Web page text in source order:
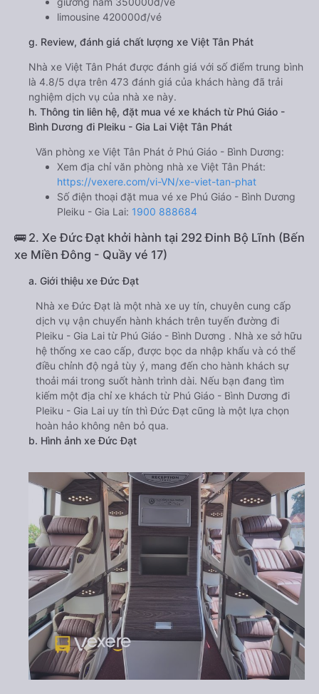
limousine 420000đ/vé
g. Review, đánh giá chất lượng xe Việt Tân Phát
Nhà xe Việt Tân Phát được đánh giá với số điểm trung bình
là 4.8/5 dựa trên 473 đánh giá của khách hàng đã trải
nghiệm dịch vụ của nhà xe này.
h. Thông tin liên hệ, đặt mua vé xe khách từ Phú Giáo -
Bình Dương đi Pleiku - Gia Lai Việt Tân Phát
Văn phòng xe Việt Tân Phát ở Phú Giáo - Bình Dương:
Xem địa chỉ văn phòng nhà xe Việt Tân Phát:
https://vexere.com/vi-VN/xe-viet-tan-phat
Số điện thoại đặt mua vé xe Phú Giáo - Bình Dương
Pleiku - Gia Lai: 1900 888684
🚌 2. Xe Đức Đạt khởi hành tại 292 Đinh Bộ Lĩnh (Bến
xe Miền Đông - Quầy vé 17)
a. Giới thiệu xe Đức Đạt
Nhà xe Đức Đạt là một nhà xe uy tín, chuyên cung cấp
dịch vụ vận chuyển hành khách trên tuyến đường đi
Pleiku - Gia Lai từ Phú Giáo - Bình Dương . Nhà xe sở hữu
hệ thống xe cao cấp, được bọc da nhập khẩu và có thể
điều chỉnh độ ngả tùy ý, mang đến cho hành khách sự
thoải mái trong suốt hành trình dài. Nếu bạn đang tìm
kiếm một địa chỉ xe khách từ Phú Giáo - Bình Dương đi
Pleiku - Gia Lai uy tín thì Đức Đạt cũng là một lựa chọn
hoàn hảo không nên bỏ qua.
b. Hình ảnh xe Đức Đạt